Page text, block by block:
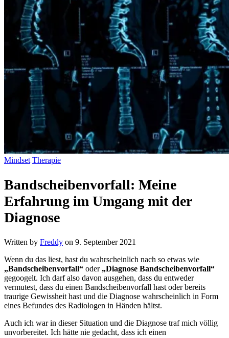
Mindset Therapie
Bandscheibenvorfall: Meine
Erfahrung im Umgang mit der
Diagnose
Written by Freddy on 9. September 2021
Wenn du das liest, hast du wahrscheinlich nach so etwas wie
„Bandscheibenvorfall“ oder „Diagnose Bandscheibenvorfall“
gegoogelt. Ich darf also davon ausgehen, dass du entweder
vermutest, dass du einen Bandscheibenvorfall hast oder bereits
traurige Gewissheit hast und die Diagnose wahrscheinlich in Form
eines Befundes des Radiologen in Händen hältst.
Auch ich war in dieser Situation und die Diagnose traf mich völlig
unvorbereitet. Ich hätte nie gedacht, dass ich einen